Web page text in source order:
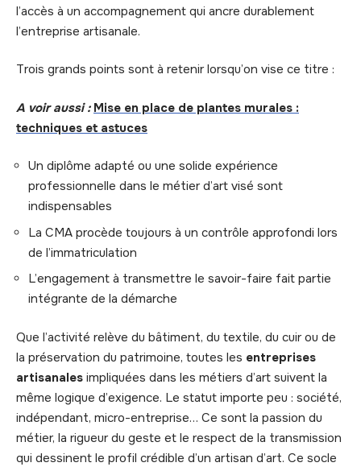
l’accès à un accompagnement qui ancre durablement
l’entreprise artisanale.
Trois grands points sont à retenir lorsqu’on vise ce titre :
A voir aussi : Mise en place de plantes murales :
techniques et astuces
Un diplôme adapté ou une solide expérience
professionnelle dans le métier d’art visé sont
indispensables
La CMA procède toujours à un contrôle approfondi lors
de l’immatriculation
L’engagement à transmettre le savoir-faire fait partie
intégrante de la démarche
Que l’activité relève du bâtiment, du textile, du cuir ou de
la préservation du patrimoine, toutes les entreprises
artisanales impliquées dans les métiers d’art suivent la
même logique d’exigence. Le statut importe peu : société,
indépendant, micro-entreprise… Ce sont la passion du
métier, la rigueur du geste et le respect de la transmission
qui dessinent le profil crédible d’un artisan d’art. Ce socle